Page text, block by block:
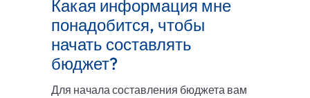
Какая информация мне
понадобится, чтобы
начать составлять
бюджет?
Для начала составления бюджета вам